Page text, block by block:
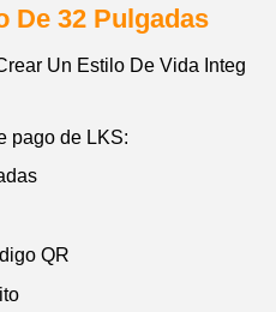
De 32 Pulgadas
Un Estilo De Vida
pago de LKS:
QR